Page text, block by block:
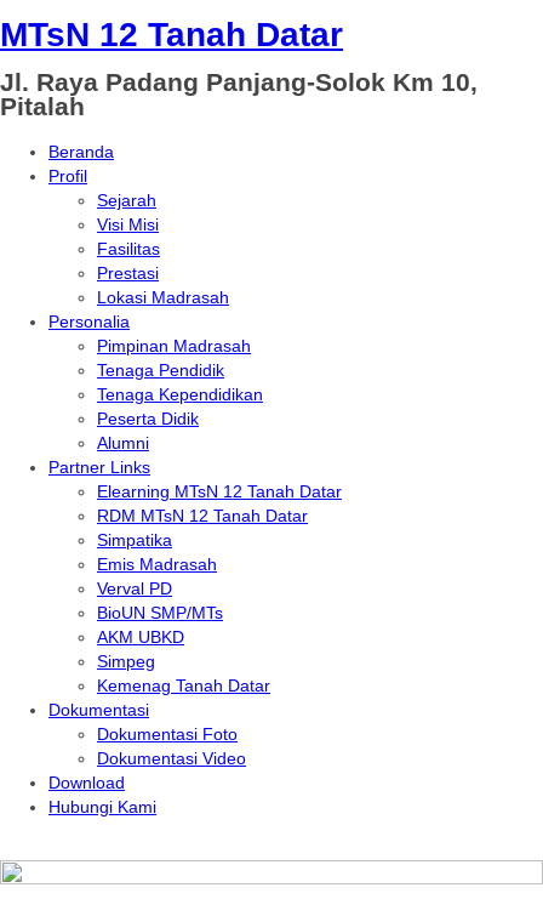
MTsN 12 Tanah Datar
Jl. Raya Padang Panjang-Solok Km 10,
Pitalah
Beranda
Profil
Sejarah
Visi Misi
Fasilitas
Prestasi
Lokasi Madrasah
Personalia
Pimpinan Madrasah
Tenaga Pendidik
Tenaga Kependidikan
Peserta Didik
Alumni
Partner Links
Elearning MTsN 12 Tanah Datar
RDM MTsN 12 Tanah Datar
Simpatika
Emis Madrasah
Verval PD
BioUN SMP/MTs
AKM UBKD
Simpeg
Kemenag Tanah Datar
Dokumentasi
Dokumentasi Foto
Dokumentasi Video
Download
Hubungi Kami